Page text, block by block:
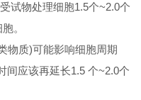
试物处理细胞1.5个~2.0个
。
物质)可能影响细胞周期
间应该再延长1.5个~2.0个